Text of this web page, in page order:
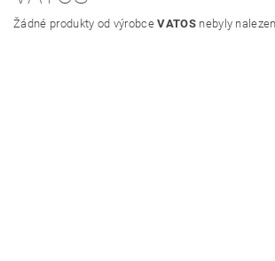
Žádné produkty od výrobceVATOSnebyly